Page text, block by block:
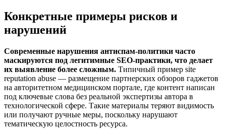
Конкретные примеры рисков и
нарушений
Современные нарушения антиспам-политики часто
маскируются под легитимные SEO-практики, что делает
их выявление более сложным. Типичный пример site
reputation abuse — размещение партнерских обзоров гаджетов
на авторитетном медицинском портале, где контент написан
под ключевые слова без реальной экспертизы автора в
технологической сфере. Такие материалы теряют видимость
или получают ручные меры, поскольку нарушают
тематическую целостность ресурса.